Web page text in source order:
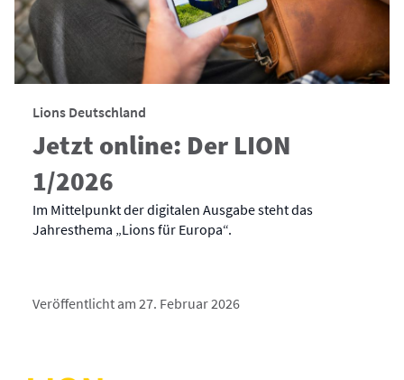
Lions Deutschland
Jetzt online: Der LION
1/2026
Im Mittelpunkt der digitalen Ausgabe steht das
Jahresthema „Lions für Europa“.
Veröffentlicht am 27. Februar 2026